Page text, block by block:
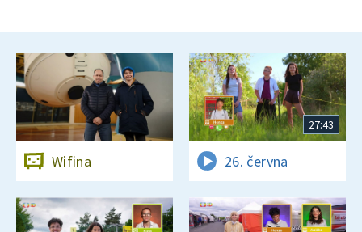
Wifina
27:43
26. června